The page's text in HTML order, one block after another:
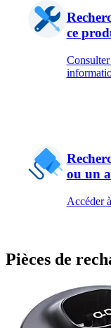
ce
ou un
Accéder
Pièces de